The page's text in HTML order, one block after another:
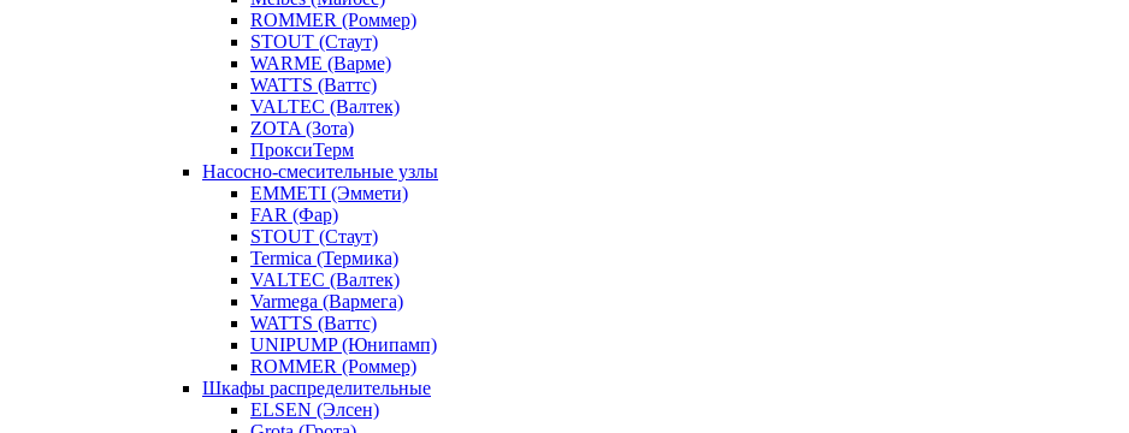
ROMMER (Роммер)
STOUT (Стаут)
WARME (Варме)
WATTS (Ваттс)
VALTEC (Валтек)
ZOTA (Зота)
ПроксиТерм
Насосно-смесительные узлы
EMMETI (Эммети)
FAR (Фар)
STOUT (Стаут)
Termica (Термика)
VALTEC (Валтек)
Varmega (Вармега)
WATTS (Ваттс)
UNIPUMP (Юнипамп)
ROMMER (Роммер)
Шкафы распределительные
ELSEN (Элсен)